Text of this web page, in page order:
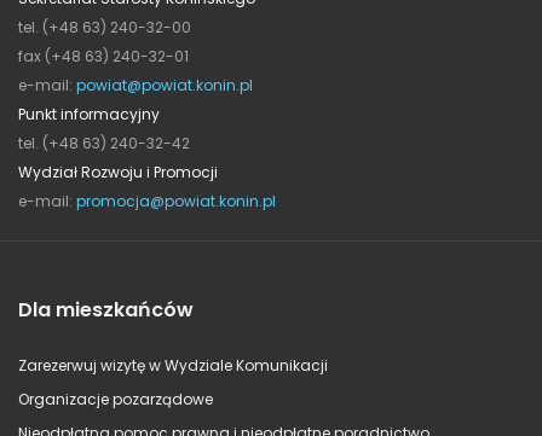
tel. (+48 63) 240-32-00
fax (+48 63) 240-32-01
e-mail: powiat@powiat.konin.pl
Punkt informacyjny
tel. (+48 63) 240-32-42
Wydział Rozwoju i Promocji
e-mail: promocja@powiat.konin.pl
Dla mieszkańców
Zarezerwuj wizytę w Wydziale Komunikacji
Organizacje pozarządowe